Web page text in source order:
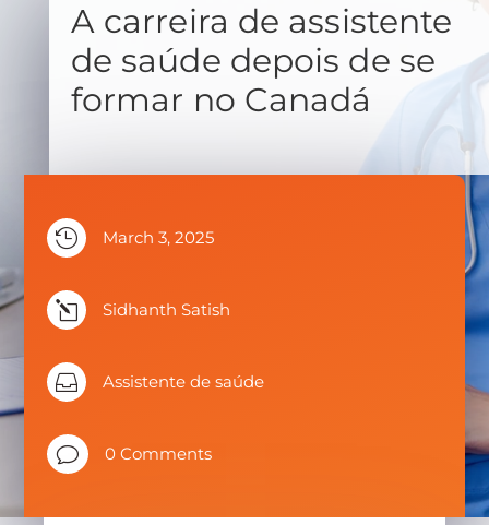
A carreira de assistente
de saúde depois de se
formar no Canadá
 March 3, 2025
l Sidhanth Satish
 Assistente de saúde
v 0 Comments